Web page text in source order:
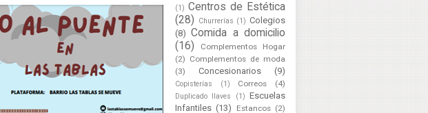
(1) Centros de Estética
(28)
Churrerías (1) Colegios
(8) Comida a domicilio
(16)
Complementos Hogar
(2) Complementos de moda
(3)
Concesionarios (9)
Copisterías (1) Correos (4)
Duplicado llaves (1) Escuelas
Infantiles (13) Estancos (2)